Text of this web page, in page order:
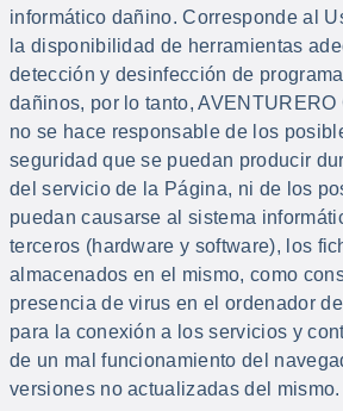
informático dañino. Corresponde al
la disponibilidad de herramientas
detección y desinfección de
dañinos, por lo tanto, AVENTURERO
no se hace responsable de los
seguridad que se puedan producir
del servicio de la Página, ni de los
puedan causarse al sistema
terceros (hardware y software), los
almacenados en el mismo, como
presencia de virus en el ordenador
para la conexión a los servicios y
de un mal funcionamiento del
versiones no actualizadas del mismo.